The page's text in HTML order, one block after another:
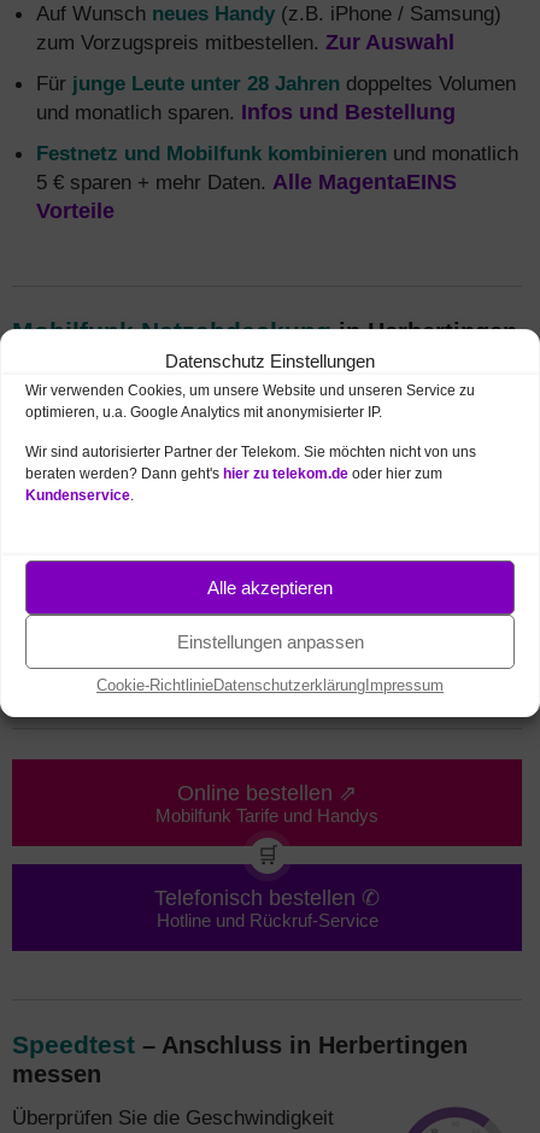
Datenschutz Einstellungen
Wir verwenden Cookies, um unsere Website und unseren Service zu
optimieren, u.a. Google Analytics mit anonymisierter IP.
Wir sind autorisierter Partner der Telekom. Sie möchten nicht von uns
beraten werden? Dann geht's hier zu telekom.de oder hier zum
Kundenservice.
Alle akzeptieren
Einstellungen anpassen
Cookie-RichtlinieDatenschutzerklärung Impressum
Auf Wunsch neues Handy (z.B. iPhone / Samsung)
zum Vorzugspreis mitbestellen. Zur Auswahl
Für junge Leute unter 28 Jahren doppeltes Volumen
und monatlich sparen. Infos und Bestellung
Festnetz und Mobilfunk kombinieren und monatlich
5 € sparen + mehr Daten. Alle MagentaEINS
Vorteile
Mobilfunk Netzabdeckungin Herbertingen
(5G, 4G / LTE, 3G)
Sie suchen Highspeed-Internet für unterwegs
Mobilfunk-Netz der Deutschen Telekom ist
fast flächendeckend in Deutschland
können Sie in der Telekom Netzkarte online prüfen:
(Suche
über Ort oder Postleitzahl bzw. Anschrift)
Online bestellen ⇗
Mobilfunk Tarife und Handys
🛒
Telefonisch bestellen ✆
Hotline und Rückruf-Service
Speedtest – Anschluss in Herbertingen
messen
Überprüfen Sie die Geschwindigkeit